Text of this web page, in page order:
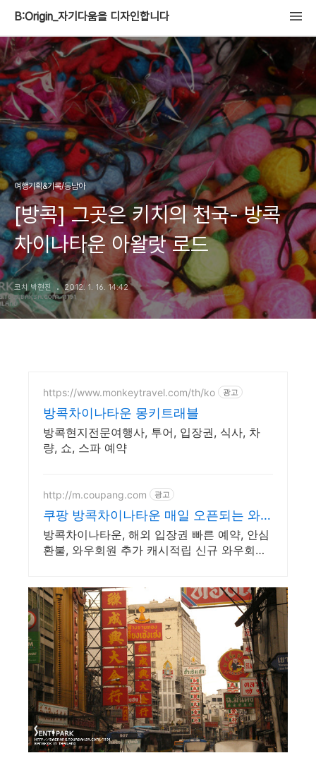
B:Origin_자기다움을 디자인합니다
여행기획&기록/동남아
[방콕] 그곳은 키치의 천국- 방콕
차이나타운 아왈랏 로드
코치 박현진 2012. 1. 16. 14:42
https://www.monkeytravel.com/th/ko 광고
방콕차이나타운 몽키트래블
방콕현지전문여행사, 투어, 입장권, 식사, 차
량, 쇼, 스파 예약
http://m.coupang.com 광고
쿠팡 방콕차이나타운 매일 오픈되는 와우
회원 특가
방콕차이나타운, 해외 입장권 빠른 예약, 안심
환불, 와우회원 추가 캐시적립 신규 와우회원